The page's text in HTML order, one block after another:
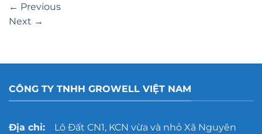
← Previous
Next →
CÔNG TY TNHH GROWELL VIỆT NAM
Địa chỉ:Lô Đất CN1, KCN vừa và nhỏ Xã Nguyên